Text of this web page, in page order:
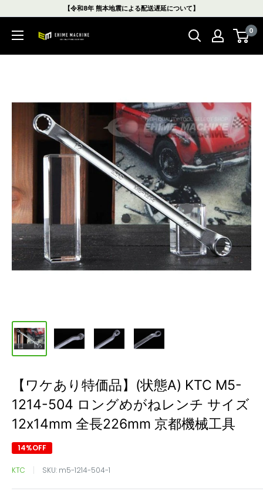
ン
【令和8年 熊本地震による配送遅延について】
エ
ン
本
店
0
【ワケあり特価品】(状態A) KTC M5-
1214-504 ロングめがねレンチ サイズ
12x14mm 全長226mm 京都機械工具
14%OFF
KTC SKU: m5-1214-504-1